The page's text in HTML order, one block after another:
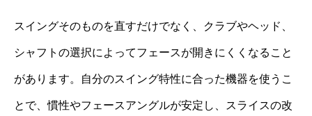
スイングそのものを直すだけでなく、クラブやヘッド、
シャフトの選択によってフェースが開きにくくなること
があります。自分のスイング特性に合った機器を使うこ
とで、慣性やフェースアングルが安定し、スライスの改